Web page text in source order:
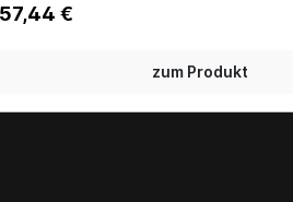
18,50 €
zum Produkt